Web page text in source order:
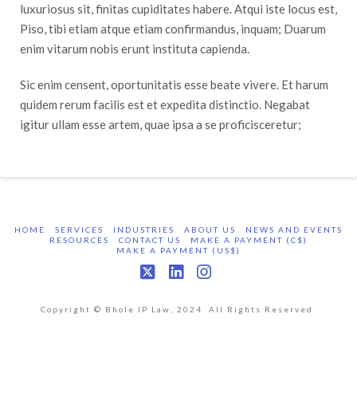
luxuriosus sit, finitas cupiditates habere. Atqui iste locus est,
Piso, tibi etiam atque etiam confirmandus, inquam; Duarum
enim vitarum nobis erunt instituta capienda.
Sic enim censent, oportunitatis esse beate vivere. Et harum
quidem rerum facilis est et expedita distinctio. Negabat
igitur ullam esse artem, quae ipsa a se proficisceretur;
HOME SERVICES INDUSTRIES ABOUT US
NEWS AND EVENTS
RESOURCES
CONTACT US
MAKE A PAYMENT (C$)
MAKE A PAYMENT (US$)
Copyright © Bhole IP Law, 2024. All Rights Reserved.